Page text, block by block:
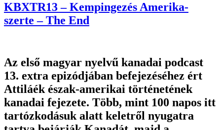
KBXTR13 – Kempingezés Amerika-
szerte – The End
Az első magyar nyelvű kanadai podcast
13. extra epizódjában befejezéséhez ért
Attiláék észak-amerikai történetének
kanadai fejezete. Több, mint 100 napos itt
tartózkodásuk alatt keletről nyugatra